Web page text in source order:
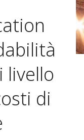
livello
di